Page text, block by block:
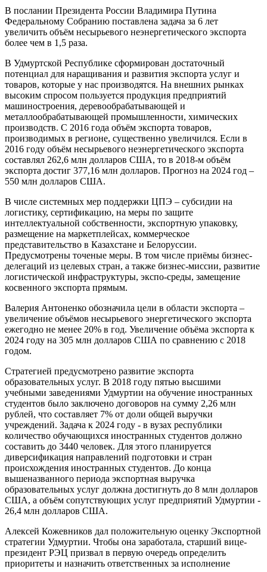
В послании Президента России Владимира Путина
Федеральному Собранию поставлена задача за 6 лет
увеличить объём несырьевого неэнергетического экспорта
более чем в 1,5 раза.
В Удмуртской Республике сформирован достаточный
потенциал для наращивания и развития экспорта услуг и
товаров, которые у нас производятся. На внешних рынках
высоким спросом пользуется продукция предприятий
машиностроения, деревообрабатывающей и
металлообрабатывающей промышленности, химических
производств. С 2016 года объём экспорта товаров,
производимых в регионе, существенно увеличился. Если в
2016 году объём несырьевого неэнергетического экспорта
составлял 262,6 млн долларов США, то в 2018-м объём
экспорта достиг 377,16 млн долларов. Прогноз на 2024 год –
550 млн долларов США.
В числе системных мер поддержки ЦПЭ – субсидии на
логистику, сертификацию, на меры по защите
интеллектуальной собственности, экспортную упаковку,
размещение на маркетплейсах, коммерческое
представительство в Казахстане и Белоруссии.
Предусмотрены точеные меры. В том числе приёмы бизнес-
делегаций из целевых стран, а также бизнес-миссии, развитие
логистической инфраструктуры, экспо-среды, замещение
косвенного экспорта прямым.
Валерия Антоненко обозначила цели в области экспорта –
увеличение объёмов несырьевого энергетического экспорта
ежегодно не менее 20% в год. Увеличение объёма экспорта к
2024 году на 305 млн долларов США по сравнению с 2018
годом.
Стратегией предусмотрено развитие экспорта
образовательных услуг. В 2018 году пятью высшими
учебными заведениями Удмуртии на обучение иностранных
студентов было заключено договоров на сумму 2,26 млн
рублей, что составляет 7% от доли общей выручки
учреждений. Задача к 2024 году - в вузах республики
количество обучающихся иностранных студентов должно
составить до 3440 человек. Для этого планируется
диверсификация направлений подготовки и стран
происхождения иностранных студентов. До конца
вышеназванного периода экспортная выручка
образовательных услуг должна достигнуть до 8 млн долларов
США, а объём сопутствующих услуг предприятий Удмуртии -
26,4 млн долларов США.
Алексей Кожевников дал положительную оценку Экспортной
стратегии Удмуртии. Чтобы она заработала, старший вице-
президент РЭЦ призвал в первую очередь определить
приоритеты и назначить ответственных за исполнение